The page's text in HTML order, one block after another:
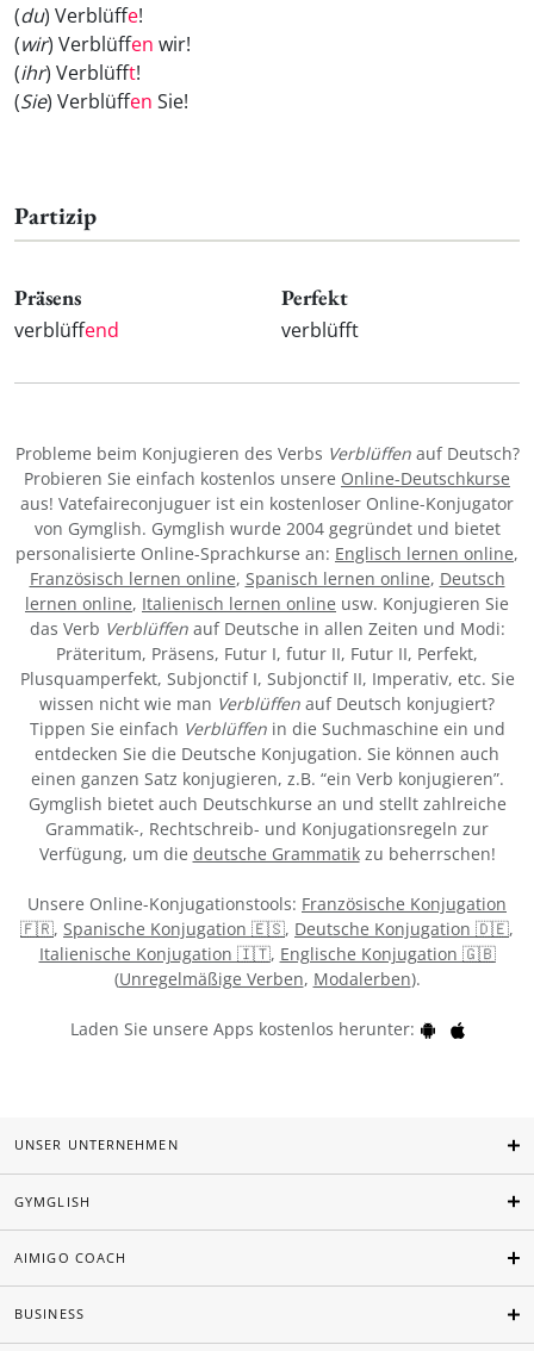
(du) Verblüffe!
(wir) Verblüffen wir!
(ihr) Verblüfft!
(Sie) Verblüffen Sie!
Partizip
Präsens
verblüffend
Perfekt
verblüfft
Probleme beim Konjugieren des Verbs Verblüffenauf Deutsch?
Probieren Sie einfach kostenlos unsere Online-Deutschkurse
aus! Vatefaireconjuguer ist ein kostenloser Online-Konjugator
von Gymglish. Gymglish wurde 2004 gegründet und bietet
personalisierte Online-Sprachkurse an: Englisch lernen online,
Französisch lernen online, Spanisch lernen online, Deutsch
lernen online, Italienisch lernen online usw. Konjugieren Sie
das Verb Verblüffenauf Deutsche in allen Zeiten und Modi:
Präteritum, Präsens, Futur I, futur II, Futur II, Perfekt,
Plusquamperfekt, Subjonctif I, Subjonctif II, Imperativ, etc. Sie
wissen nicht wie man Verblüffen auf Deutsch konjugiert?
Tippen Sie einfach Verblüffenin die Suchmaschine ein und
entdecken Sie die Deutsche Konjugation. Sie können auch
einen ganzen Satz konjugieren, z.B. “ein Verb konjugieren”.
Gymglish bietet auch Deutschkurse an und stellt zahlreiche
Grammatik-, Rechtschreib- und Konjugationsregeln zur
Verfügung, um die deutsche Grammatikzu beherrschen!
Unsere Online-Konjugationstools: Französische Konjugation
🇫🇷, Spanische Konjugation 🇪🇸, Deutsche Konjugation 🇩🇪,
Italienische Konjugation 🇮🇹, Englische Konjugation 🇬🇧
(Unregelmäßige Verben, Modalerben).
Laden Sie unsere Apps kostenlos herunter:
UNSER UNTERNEHMEN
GYMGLISH
AIMIGO COACH
BUSINESS